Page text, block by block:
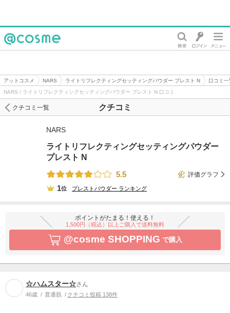
アットコスメ NARS ライトリフレクティングセッティングパウダー プレスト N
口コミ一
NARS / ライトリフレクティングセッティングパウダー プレスト N 口コミ
クチコミ
クチコミ一覧
NARS
ライトリフレクティングセッティングパウダー
プレスト N
5.5
評価グラフ
1位 プレストパウダー ランキング
ポイントがたまる！使える！
1,500円（税込）以上ご購入で送料無料
@cosme SHOPPING で購入
☆ハムスター☆さん
46歳 普通肌 クチコミ投稿 138件